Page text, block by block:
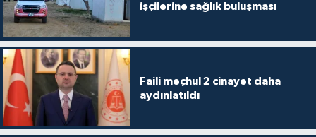
işçilerine sağlık buluşması
Faili meçhul 2 cinayet daha
aydınlatıldı